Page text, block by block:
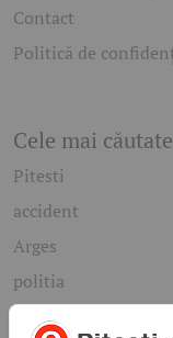
Contact
Politică de
Cele mai
Pitesti
accident
Arges
politia
mioveni